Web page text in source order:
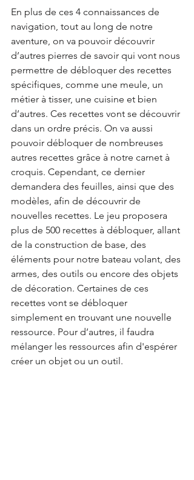
En plus de ces 4 connaissances de
navigation, tout au long de notre
aventure, on va pouvoir découvrir
d’autres pierres de savoir qui vont nous
permettre de débloquer des recettes
spécifiques, comme une meule, un
métier à tisser, une cuisine et bien
d’autres. Ces recettes vont se découvrir
dans un ordre précis. On va aussi
pouvoir débloquer de nombreuses
autres recettes grâce à notre carnet à
croquis. Cependant, ce dernier
demandera des feuilles, ainsi que des
modèles, afin de découvrir de
nouvelles recettes. Le jeu proposera
plus de 500 recettes à débloquer, allant
de la construction de base, des
éléments pour notre bateau volant, des
armes, des outils ou encore des objets
de décoration. Certaines de ces
recettes vont se débloquer
simplement en trouvant une nouvelle
ressource. Pour d’autres, il faudra
mélanger les ressources afin d'espérer
créer un objet ou un outil.